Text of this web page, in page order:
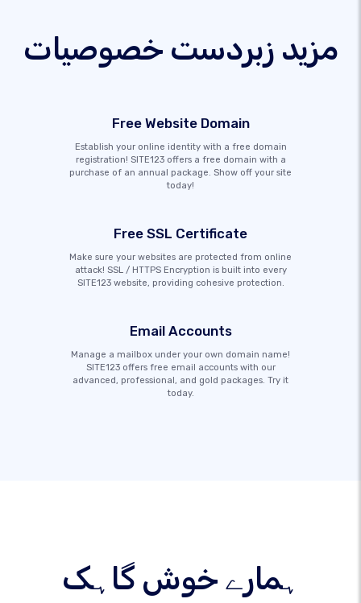
مزید زبردست خصوصیات
Free Website Domain
Establish your online identity with a free domain
registration! SITE123 offers a free domain with a
purchase of an annual package. Show off your site
today!
Free SSL Certificate
Make sure your websites are protected from online
attack! SSL / HTTPS Encryption is built into every
SITE123 website, providing cohesive protection.
Email Accounts
Manage a mailbox under your own domain name!
SITE123 offers free email accounts with our
advanced, professional, and gold packages. Try it
today.
ہمارے خوش گاہک